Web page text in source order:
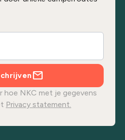
hoe NKC met je gegevens
Privacy statement.